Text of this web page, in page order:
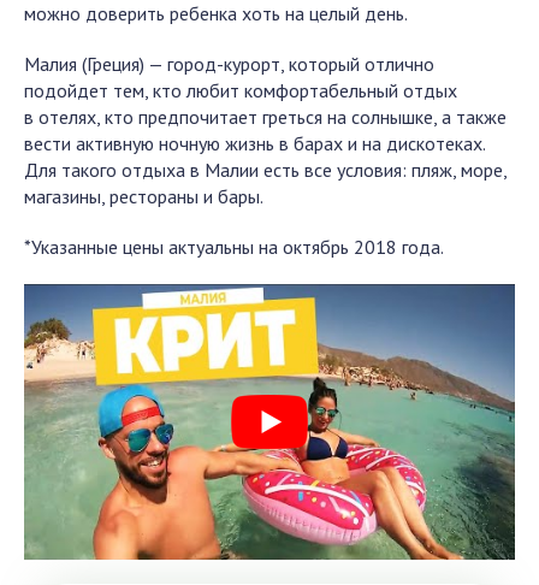
можно доверить ребенка хоть на целый день.
Малия (Греция) — город-курорт, который отлично
подойдет тем, кто любит комфортабельный отдых
в отелях, кто предпочитает греться на солнышке, а также
вести активную ночную жизнь в барах и на дискотеках.
Для такого отдыха в Малии есть все условия: пляж, море,
магазины, рестораны и бары.
*Указанные цены актуальны на октябрь 2018 года.